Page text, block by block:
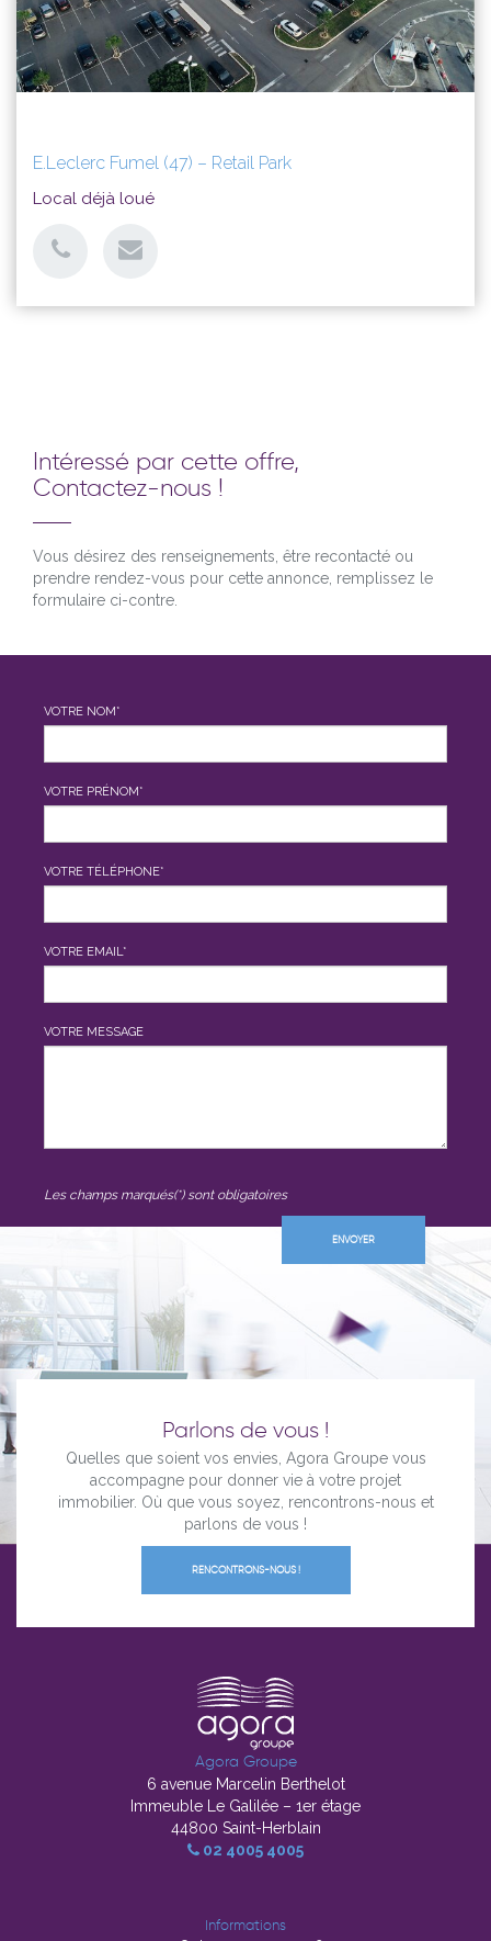
E.Leclerc Fumel (47) – Retail Park
Local déjà loué
Intéressé par cette offre,
Contactez-nous !
Vous désirez des renseignements, être recontacté ou
prendre rendez-vous pour cette annonce, remplissez le
formulaire ci-contre.
VOTRE NOM*
VOTRE PRÉNOM*
VOTRE TÉLÉPHONE*
VOTRE EMAIL*
VOTRE MESSAGE
Les champs marqués(*) sont obligatoires
Parlons de vous !
Quelles que soient vos envies, Agora Groupe vous
accompagne pour donner vie à votre projet
immobilier. Où que vous soyez, rencontrons-nous et
parlons de vous !
RENCONTRONS-NOUS !
Agora Groupe
6 avenue Marcelin Berthelot
Immeuble Le Galilée – 1er étage
44800 Saint-Herblain
02 4005 4005
Informations